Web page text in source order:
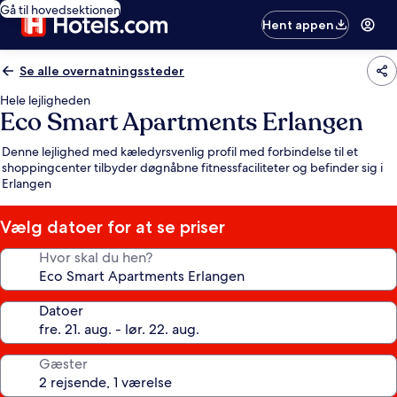
Gå til hovedsektionen
Hent appen
Se alle overnatningssteder
Hele lejligheden
Eco Smart Apartments Erlangen
Denne lejlighed med kæledyrsvenlig profil med forbindelse til et
shoppingcenter tilbyder døgnåbne fitnessfaciliteter og befinder sig i
Erlangen
Vælg datoer for at se priser
Hvor skal du hen?
Datoer
Gæster